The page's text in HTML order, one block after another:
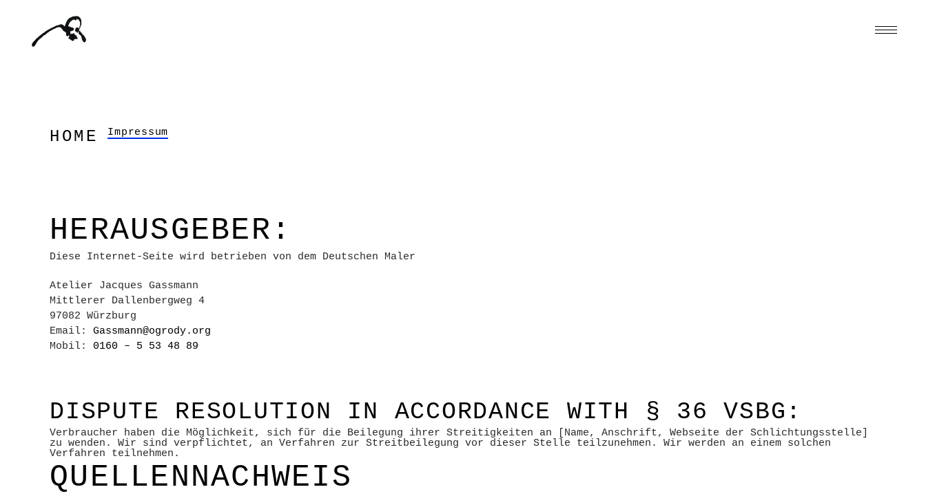
HOME Impressum
HERAUSGEBER:
Diese Internet-Seite wird betrieben von dem Deutschen Maler
Atelier Jacques Gassmann
Mittlerer Dallenbergweg 4
97082 Würzburg
Email: Gassmann@ogrody.org
Mobil: 0160 – 5 53 48 89
DISPUTE RESOLUTION IN ACCORDANCE WITH § 36 VSBG:
Verbraucher haben die Möglichkeit, sich für die Beilegung ihrer Streitigkeiten an [Name, Anschrift, Webseite der Schlichtungsstelle]
zu wenden. Wir sind verpflichtet, an Verfahren zur Streitbeilegung vor dieser Stelle teilzunehmen. Wir werden an einem solchen
Verfahren teilnehmen.
QUELLENNACHWEIS